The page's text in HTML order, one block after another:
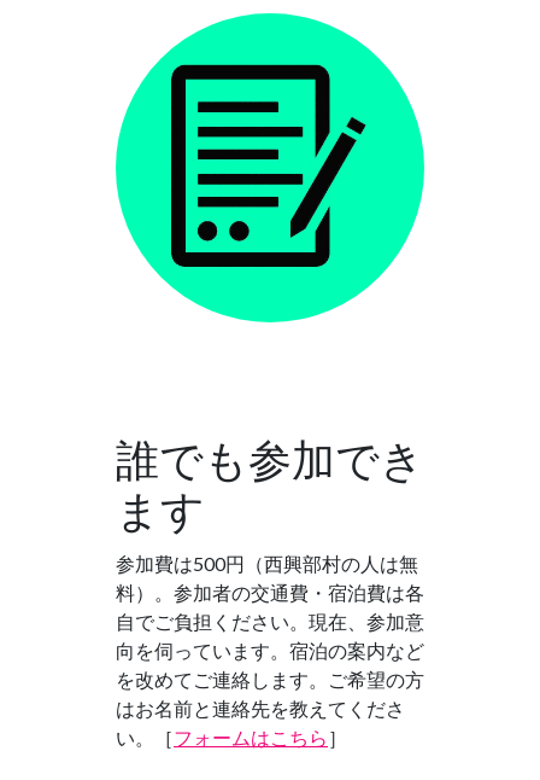
誰でも参加でき
ます
参加費は500円（西興部村の人は無
料）。参加者の交通費・宿泊費は各
自でご負担ください。現在、参加意
向を伺っています。宿泊の案内など
を改めてご連絡します。ご希望の方
はお名前と連絡先を教えてくださ
い。［フォームはこちら ］